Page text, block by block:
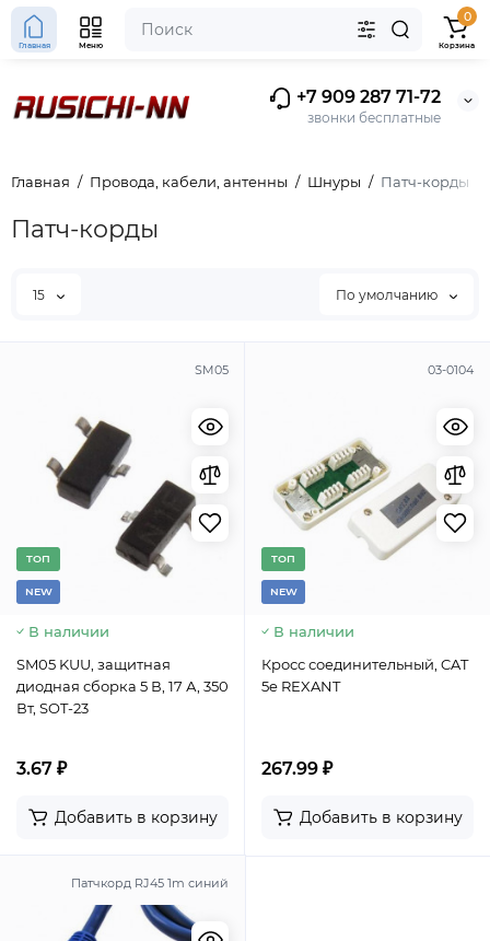
+7 909 287 71-72
звонки бесплатные
Главная Меню
0
Корзина
Главная Провода, кабели, антенны Шнуры Патч-корды
Патч-корды
15 По умолчанию
SM05
TОП
NEW
В наличии
SM05 KUU, защитная
диодная сборка 5 В, 17 А, 350
Вт, SOT-23
3.67 ₽
Добавить в корзину
03-0104
TОП
NEW
В наличии
Кросс соединительный, CAT
5e REXANT
267.99 ₽
Добавить в корзину
Патчкорд RJ45 1m синий